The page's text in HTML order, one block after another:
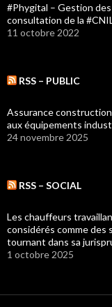
#Phygital – Gestion
consultation de la
11 octobre 2022
RSS – PUBLIC
Assurance
aux équipements
24 novembre 2025
RSS – SOCIAL
Les chauffeurs
considérés comme des
tournant dans sa
1 octobre 2025